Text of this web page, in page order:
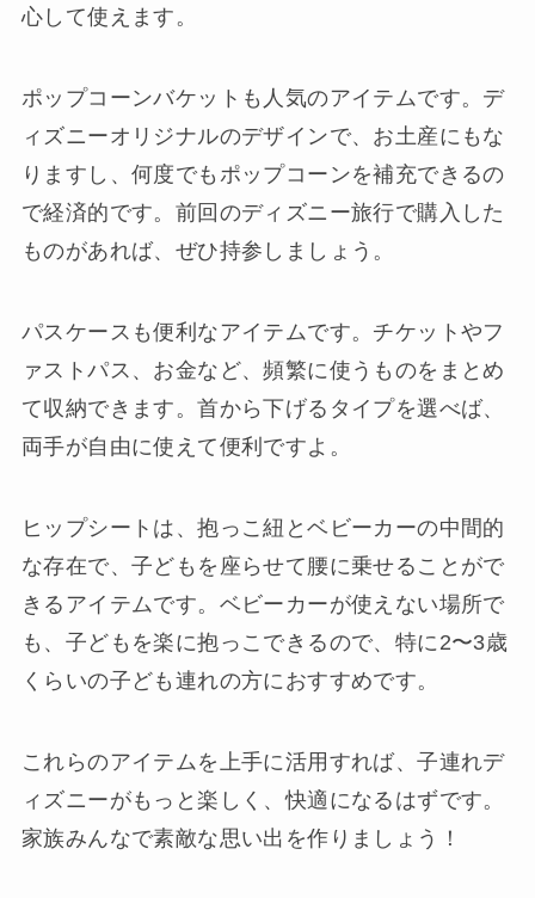
心して使えます。
ポップコーンバケットも人気のアイテムです。デ
ィズニーオリジナルのデザインで、お土産にもな
りますし、何度でもポップコーンを補充できるの
で経済的です。前回のディズニー旅行で購入した
ものがあれば、ぜひ持参しましょう。
パスケースも便利なアイテムです。チケットやフ
ァストパス、お金など、頻繁に使うものをまとめ
て収納できます。首から下げるタイプを選べば、
両手が自由に使えて便利ですよ。
ヒップシートは、抱っこ紐とベビーカーの中間的
な存在で、子どもを座らせて腰に乗せることがで
きるアイテムです。ベビーカーが使えない場所で
も、子どもを楽に抱っこできるので、特に2〜3歳
くらいの子ども連れの方におすすめです。
これらのアイテムを上手に活用すれば、子連れデ
ィズニーがもっと楽しく、快適になるはずです。
家族みんなで素敵な思い出を作りましょう！